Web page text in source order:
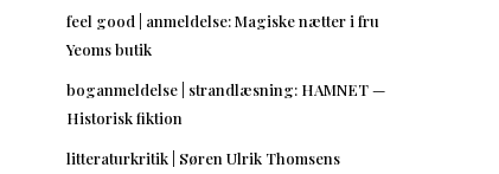
feel good | anmeldelse: Magiske nætter i fru
Yeoms butik
boganmeldelse | strandlæsning: HAMNET —
Historisk fiktion
litteraturkritik | Søren Ulrik Thomsens